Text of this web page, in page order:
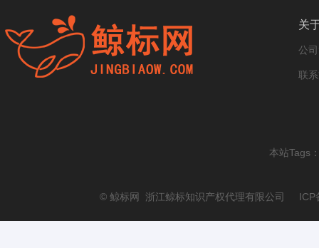
关
公
联
本站Tags
© 鲸标网 浙江鲸标知识产权代理有限公司 ICP